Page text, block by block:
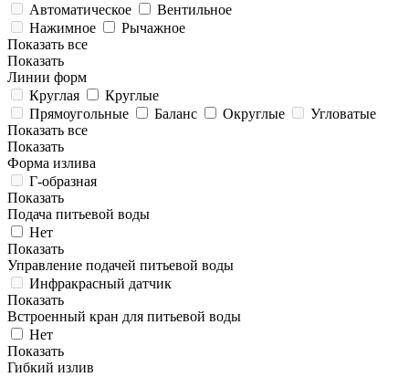
Автоматическое
Вентильное
Нажимное
Рычажное
Показать все
Показать
Линии форм
Круглая
Круглые
Прямоугольные
Баланс Округлые
Угловатые
Показать все
Показать
Форма излива
Г-образная
Показать
Подача питьевой воды
Нет
Показать
Управление подачей питьевой воды
Инфракрасный датчик
Показать
Встроенный кран для питьевой воды
Нет
Показать
Гибкий излив